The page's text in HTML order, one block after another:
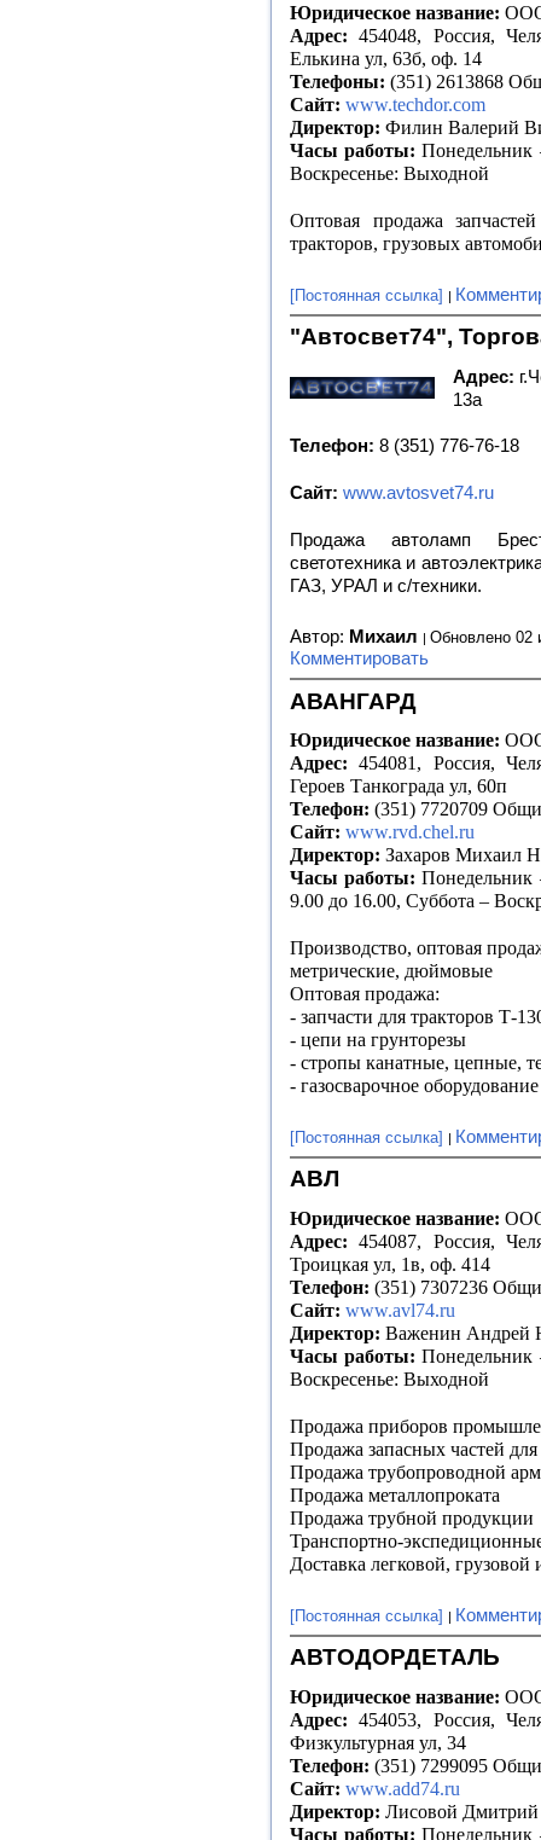
Юридическое название:
Адрес: 454048, Россия,
Елькина ул, 63б, оф. 14
Телефоны: (351) 2613868
Сайт: www.techdor.com
Директор: Филин Валерий
Часы работы:Понедельник
Воскресенье: Выходной
Оптовая продажа
тракторов, грузовых
[Постоянная ссылка]
"Автосвет74",
Адрес:
13а
Телефон: 8 (351) 776-76-18
Сайт: www.avtosvet74.ru
Продажа автоламп
светотехника и
ГАЗ, УРАЛ и с/техники.
Автор: Михаил Обновлено 02
Комментировать
АВАНГАРД
Юридическое название:
Адрес: 454081, Россия,
Героев Танкограда ул, 60п
Телефон: (351) 7720709
Сайт: www.rvd.chel.ru
Директор: Захаров Михаил
Часы работы:Понедельник
9.00 до 16.00, Суббота –
Производство, оптовая
метрические, дюймовые
Оптовая продажа:
- запчасти для тракторов Т-
- цепи на грунторезы
- стропы канатные, цепные,
- газосварочное оборудование
[Постоянная ссылка]
АВЛ
Юридическое название:
Адрес: 454087, Россия,
Троицкая ул, 1в, оф. 414
Телефон: (351) 7307236
Сайт: www.avl74.ru
Директор: Важенин Андрей
Часы работы:Понедельник
Воскресенье: Выходной
Продажа приборов
Продажа запасных частей
Продажа трубопроводной
Продажа металлопроката
Продажа трубной продукции
Транспортно-
Доставка легковой,
[Постоянная ссылка]
АВТОДОРДЕТАЛЬ
Юридическое название:
Адрес: 454053, Россия,
Физкультурная ул, 34
Телефон: (351) 7299095
Сайт: www.add74.ru
Директор: Лисовой
Часы работы:Понедельник